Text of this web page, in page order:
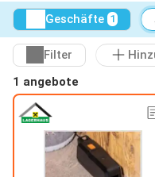
Geschäfte 1
Filter
1 angebote